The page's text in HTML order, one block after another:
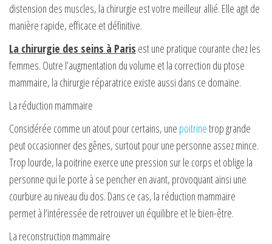
distension des muscles, la chirurgie est votre meilleur allié. Elle agit de
manière rapide, efficace et définitive.
La chirurgie des seins à Paris est une pratique courante chez les
femmes. Outre l’augmentation du volume et la correction du ptose
mammaire, la chirurgie réparatrice existe aussi dans ce domaine.
La réduction mammaire
Considérée comme un atout pour certains, une poitrinetrop grande
peut occasionner des gênes, surtout pour une personne assez mince.
Trop lourde, la poitrine exerce une pression sur le corps et oblige la
personne qui le porte à se pencher en avant, provoquant ainsi une
courbure au niveau du dos. Dans ce cas, la réduction mammaire
permet à l’intéressée de retrouver un équilibre et le bien-être.
La reconstruction mammaire